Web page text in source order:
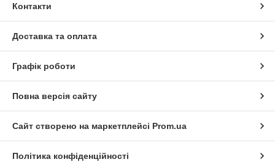
Контакти
Доставка та оплата
Графік роботи
Повна версія сайту
Сайт створено на маркетплейсі Prom.ua
Політика конфіденційності